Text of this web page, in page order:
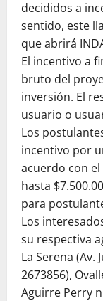
decididos a
sentido, este
que abrirá
El incentivo a
bruto del
inversión. El
usuario o
Los
incentivo por
acuerdo con
hasta
para
Los
su respectiva
La Serena (Av.
2673856),
Aguirre Perry